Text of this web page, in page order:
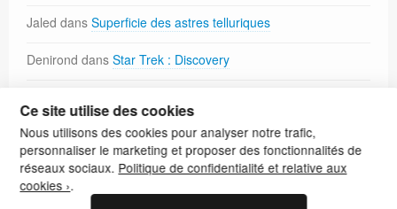
Jaled dans Superficie des astres telluriques
Denirond dans Star Trek : Discovery
JaleddansParéidolie
Ce site utilise des cookies
Nous utilisons des cookies pour analyser notre trafic,
personnaliser le marketing et proposer des fonctionnalités de
réseaux sociaux. Politique de confidentialité et relative aux
cookies ›.